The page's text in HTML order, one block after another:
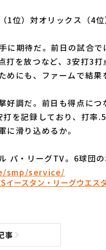
1位）対オリックス（4
に期待だ。前日の試合
打を放つなど、3安打3
にも、ファームで結果
好調だ。前日も得点につ
を記録しており、打率
滑り込めるか。
パ・リーグTV。6球団の
smp/service/
イースタン・リーグウエス
事
の記事へ